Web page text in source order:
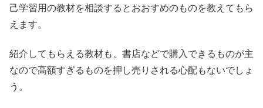
己学習用の教材を相談するとおおすめのものを教えてもら
えます。
紹介してもらえる教材も、書店などで購入できるものが主
なので高額すぎるものを押し売りされる心配もないでしょ
う。